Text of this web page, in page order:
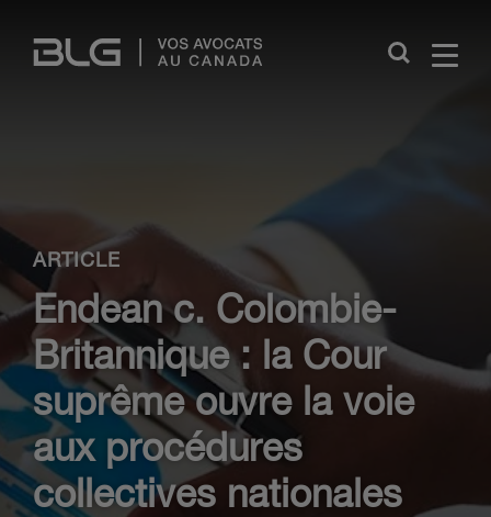
Links
Close
ARTICLE
Endean c. Colombie-
Britannique : la Cour
suprême ouvre la voie
aux procédures
collectives nationales